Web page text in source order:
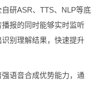
研ASR、TTS、NLP等底
报的同时能够实时监听
别理解结果，快速提升
语音合成优势能力，通